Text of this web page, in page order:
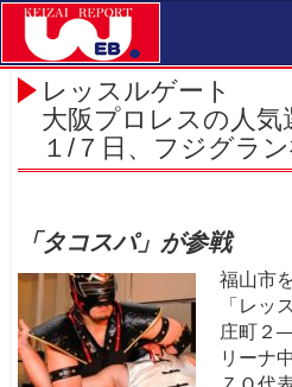
レッスルゲート
大阪プロレスの人気
１/７日、フジグラ
「タコスパ」が参戦
福山市
「レッ
庄町２
リーナ